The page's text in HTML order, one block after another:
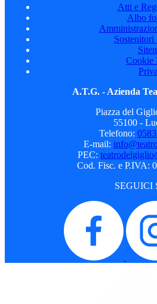
Atti e
Albo
Sostenitori
Cookie
A.T.G. - Azienda
Piazza del
55100 -
Telefono:
E-mail:
PEC:
Cod. Fisc. e P.IVA:
SEGUICI